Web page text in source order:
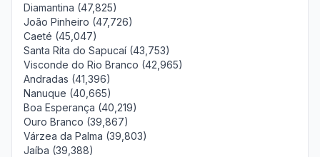
Diamantina (47,825)
João Pinheiro (47,726)
Caeté (45,047)
Santa Rita do Sapucaí (43,753)
Visconde do Rio Branco (42,965)
Andradas (41,396)
Nanuque (40,665)
Boa Esperança (40,219)
Ouro Branco (39,867)
Várzea da Palma (39,803)
Jaíba (39,388)